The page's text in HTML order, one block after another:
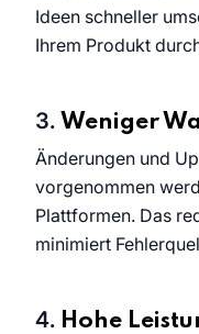
Ideen schneller
Ihrem Produkt
Weniger
Änderungen und
vorgenommen
Plattformen. Das
minimiert
Hohe